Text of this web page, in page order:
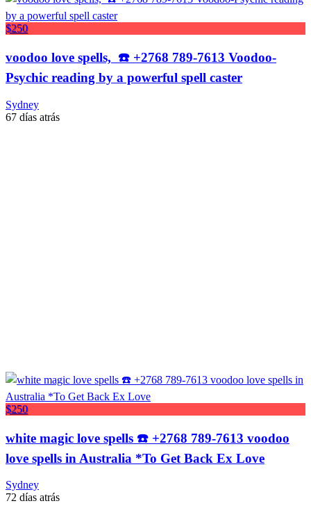
$250
voodoo love spells, ☎️ +2768 789-7613 Voodoo-
Psychic reading by a powerful spell caster
Sydney
67 días atrás
$250
white magic love spells ☎️ +2768 789-7613 voodoo
love spells in Australia *To Get Back Ex Love
Sydney
72 días atrás